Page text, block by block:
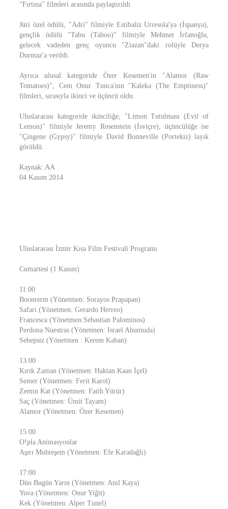
"Fırtına" filmleri arasında paylaştırıldı.
Jüri özel ödülü, "Adri" filmiyle Estibaliz Urresola'ya (İspanya),
gençlik ödülü "Tabu (Taboo)" filmiyle Mehmet İrfanoğlu,
gelecek vadeden genç oyuncu "Ziazan"daki rolüyle Derya
Durmaz'a verildi.
Ayrıca ulusal kategoride Özer Kesemen'in "Alamor (Raw
Tomatoes)", Cem Onur Tunca'nın "Kaleka (The Emptiness)"
filmleri, sırasıyla ikinci ve üçüncü oldu.
Uluslararası kategoride ikinciliğe, "Limon Tutulması (Evil of
Lemon)" filmiyle Jeremy Rosenstein (İsviçre), üçüncülüğe ise
"Çingene (Gypsy)" filmiyle David Bonneville (Portekiz) layık
görüldü.
Kaynak: AA
04 Kasım 2014
Uluslararası İzmir Kısa Film Festivali Programı
Cumartesi (1 Kasım)
11:00
Boonrerm (Yönetmen: Sorayos Prapapan)
Safari (Yönetmen: Gerardo Herreo)
Francesca (Yönetmen:Sebastian Palominos)
Perdona Nuestras (Yönetmen: Israel Ahumuda)
Sebepsiz (Yönetmen : Kerem Kaban)
13:00
Kırık Zaman (Yönetmen: Haktan Kaan İçel)
Semer (Yönetmen: Ferit Karol)
Zemin Kat (Yönetmen: Fatih Yürür)
Saç (Yönetmen: Ümit Tayam)
Alamor (Yönetmen: Özer Kesemen)
15:00
O!pla Animasyonlar
Aşırı Muhteşem (Yönetmen: Efe Karadağlı)
17:00
Dün Bugün Yarın (Yönetmen: Anıl Kaya)
Yuva (Yönetmen: Onur Yiğit)
Kek (Yönetmen: Alper Tunel)